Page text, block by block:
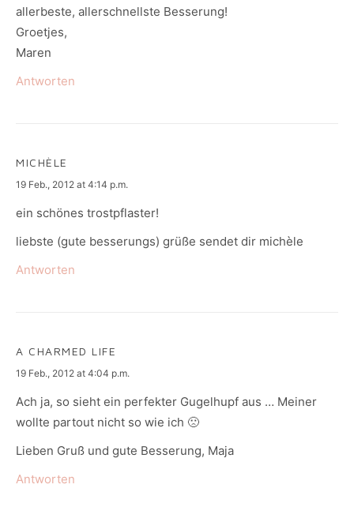
allerbeste, allerschnellste Besserung!
Groetjes,
Maren
Antworten
MICHÈLE
says:
19 Feb., 2012 at 4:14 p.m.
ein schönes trostpflaster!
liebste (gute besserungs) grüße sendet dir michèle
Antworten
A CHARMED LIFE
says:
19 Feb., 2012 at 4:04 p.m.
Ach ja, so sieht ein perfekter Gugelhupf aus … Meiner
wollte partout nicht so wie ich 🙁
Lieben Gruß und gute Besserung, Maja
Antworten